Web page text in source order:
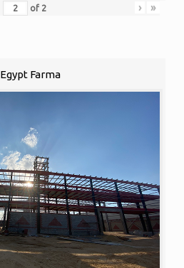
of 2 › »
Egypt Farma